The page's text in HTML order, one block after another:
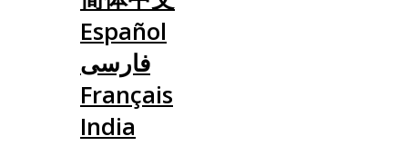
Español
فارسی
Français
India